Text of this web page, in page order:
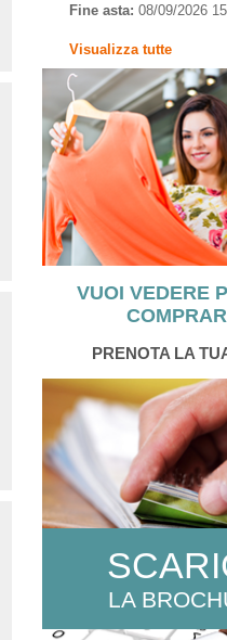
Fine asta: 08/09/2026
Visualizza tutte
VUOI VEDERE
PRENOTA LA
LA